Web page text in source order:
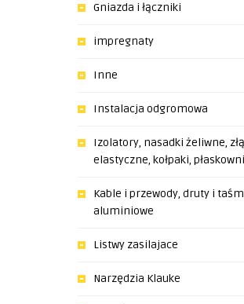
Gniazda i łączniki
impregnaty
Inne
Instalacja odgromowa
Izolatory, nasadki żeliwne,
elastyczne, kołpaki,
Kable i przewody, druty i
aluminiowe
Listwy zasilajace
Narzędzia Klauke